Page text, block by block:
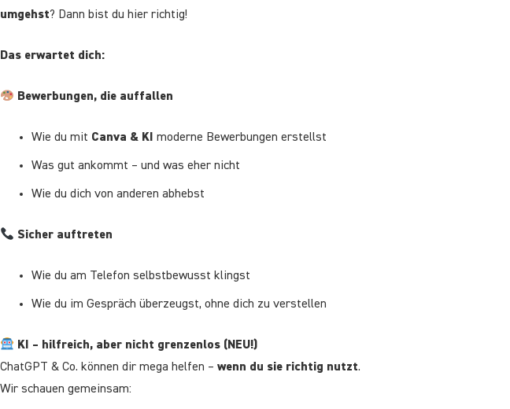
umgehst? Dann bist du hier richtig!
Das erwartet dich:
Bewerbungen, die auffallen
Wie du mit Canva & KI moderne Bewerbungen erstellst
Was gut ankommt – und was eher nicht
Wie du dich von anderen abhebst
Sicher auftreten
Wie du am Telefon selbstbewusst klingst
Wie du im Gespräch überzeugst, ohne dich zu verstellen
KI – hilfreich, aber nicht grenzenlos (NEU!)
ChatGPT & Co. können dir mega helfen – wenn du sie richtig nutzt.
Wir schauen gemeinsam: